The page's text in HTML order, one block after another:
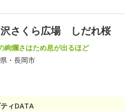
沢さくら広場 しだれ桜
絢爛さはため息が出るほど
・長岡市
ィDATA